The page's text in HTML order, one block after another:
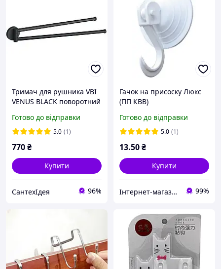
Тримач для рушника VBI
VENUS BLACK поворотний
Готово до відправки
5.0 (1)
770₴
Купити
СантехІдея 96%
Гачок на присоску Люкс
(ПП КВВ)
Готово до відправки
5.0 (1)
13.50₴
Купити
Інтернет-магазин Хозторг Харків - товари для дому, саду та городу оптом 99%